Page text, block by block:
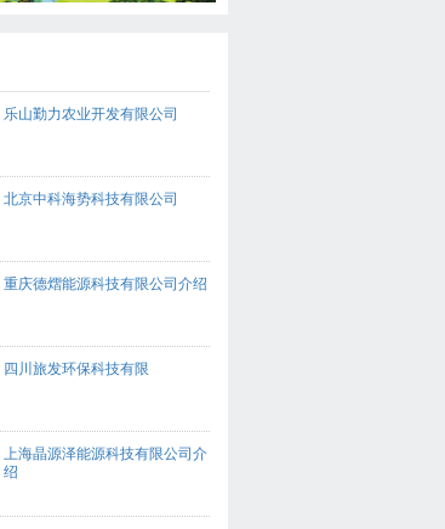
乐山勤力农业开发有限公司
北京中科海势科技有限公司
重庆德熠能源科技有限公司介绍
四川旅发环保科技有限
上海晶源泽能源科技有限公司介
绍